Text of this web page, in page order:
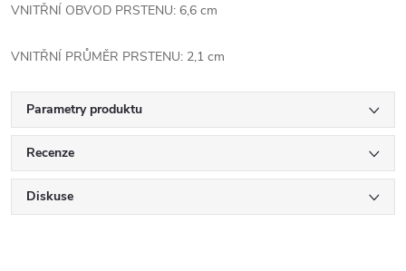
VNITŘNÍ OBVOD PRSTENU: 6,6 cm
VNITŘNÍ PRŮMĚR PRSTENU: 2,1 cm
Parametry produktu
Recenze
Diskuse